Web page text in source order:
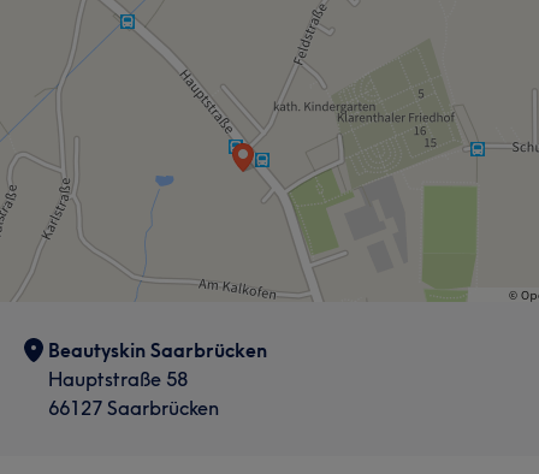
Beautyskin Saarbrücken
Hauptstraße 58
66127 Saarbrücken